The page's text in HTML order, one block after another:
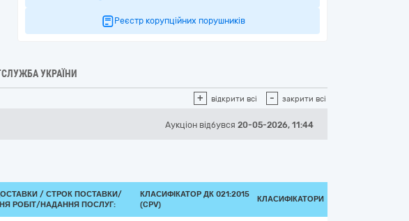
Реєстр корупційних порушників
УКРАЇНИ
+ відкрити всі - закрити всі
Аукціон відбувся 20-05-2026, 11:44
/ СТРОК ПОСТАВКИ/
РОБІТ/НАДАННЯ ПОСЛУГ:
КЛАСИФІКАТОР ДК 021:2015
(CPV)
КЛАСИФІКАТОРИ